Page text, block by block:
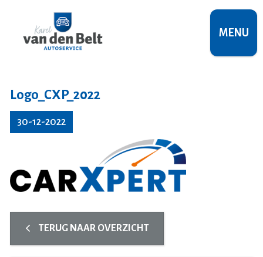
MENU
Logo_CXP_2022
30-12-2022
TERUG NAAR OVERZICHT